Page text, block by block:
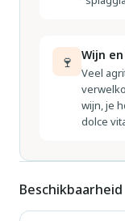
🍷 Wijn
Veel
wijn, je
dolce
Beschikbaarheid